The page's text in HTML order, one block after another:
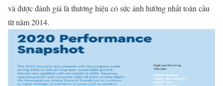
và được đánh giá là thương hiệu có sức ảnh hưởng nhất toàn cầu
từ năm 2014.